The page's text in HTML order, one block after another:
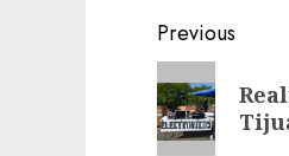
Previous